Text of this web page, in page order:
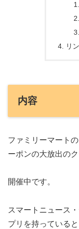
リ
内容
ファミリーマート
ーポンの大放出の
開催中です。
スマートニュース
プリを持っている